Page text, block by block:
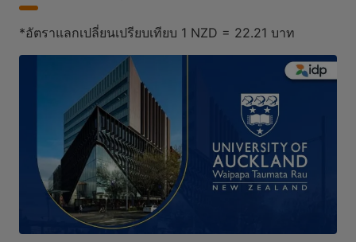
*อัตราแลกเปลี่ยนเปรียบเทียบ 1 NZD = 22.21 บาท